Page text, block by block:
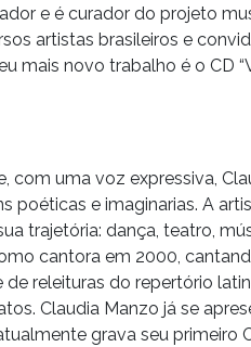
e é curador do projeto
artistas brasileiros e
mais novo trabalho é o CD
com uma voz expressiva,
poéticas e imaginarias. A
trajetória: dança, teatro,
cantora em 2000,
releituras do repertório
Claudia Manzo já se
grava seu primeiro